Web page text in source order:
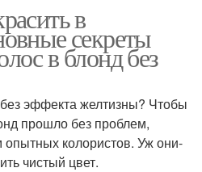
в
секреты
в блонд без
эффекта желтизны? Чтобы
прошло без проблем,
опытных колористов. Уж они-
чистый цвет.